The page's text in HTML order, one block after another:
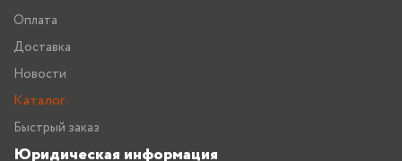
Оплата
Доставка
Новости
Каталог
Быстрый заказ
Юридическая информация